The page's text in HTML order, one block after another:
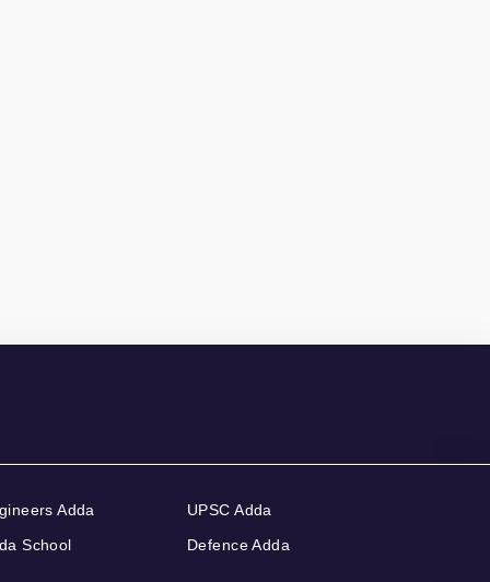
Adda
School
UPSC Adda
Defence Adda